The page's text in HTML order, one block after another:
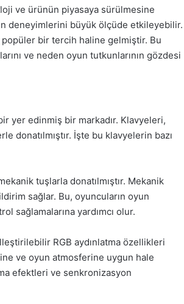
ve ürünün piyasaya sürülmesine
deneyimlerini büyük ölçüde etkileyebilir.
popüler bir tercih haline gelmiştir. Bu
ve neden oyun tutkunlarının gözdesi
yer edinmiş bir markadır. Klavyeleri,
donatılmıştır. İşte bu klavyelerin bazı
tuşlarla donatılmıştır. Mekanik
sağlar. Bu, oyuncuların oyun
sağlamalarına yardımcı olur.
RGB aydınlatma özellikleri
ve oyun atmosferine uygun hale
efektleri ve senkronizasyon